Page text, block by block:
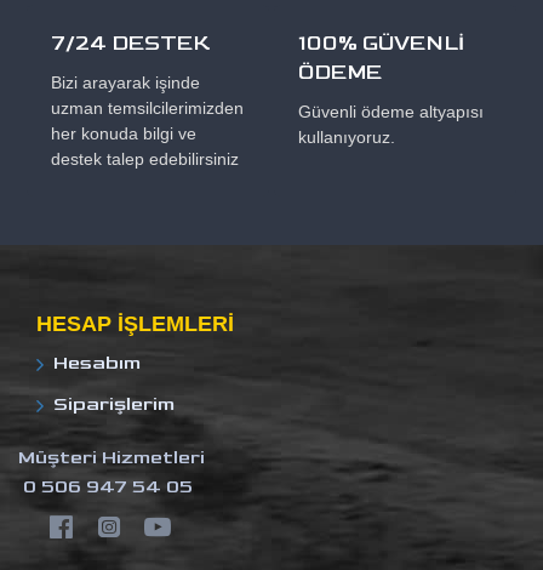
7/24 DESTEK
Bizi arayarak işinde
uzman temsilcilerimizden
her konuda bilgi ve
destek talep edebilirsiniz
100% GÜVENLİ
ÖDEME
Güvenli ödeme altyapısı
kullanıyoruz.
HESAP IŞLEMLERI
Hesabım
Siparişlerim
Müşteri Hizmetleri
0 506 947 54 05